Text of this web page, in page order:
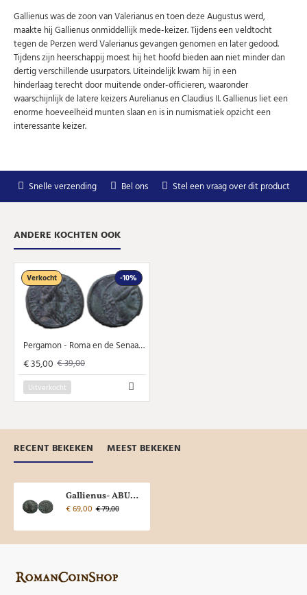
U kunt zich op elk moment weer afmelden via de nieuwsbrief.
Uw gegevens worden niet gedeeld met derden
Niet meer opnieuw tonen.
Gallienus was de zoon van Valerianus en toen deze Augustus werd,
maakte hij Gallienus onmiddellijk mede-keizer. Tijdens een veldtocht
tegen de Perzen werd Valerianus gevangen genomen en later gedood.
Tijdens zijn heerschappij moest hij het hoofd bieden aan niet minder dan
dertig verschillende usurpators. Uiteindelijk kwam hij in een
hinderlaag terecht door muitende onder-officieren, waaronder
waarschijnlijk de latere keizers Aurelianus en Claudius II. Gallienus liet een
enorme hoeveelheid munten slaan en is in numismatiek opzicht een
interessante keizer.
Snelle verzending Bel ons Stel een vraag over dit product
ANDERE KOCHTEN OOK
-10%
Verkocht
Pergamon - Roma en de Senaat (N2509)
€ 35,00 € 39,00
Uitverkocht
RECENT BEKEKEN MEEST BEKEKEN
Gallienus- ABUNDANTIA zware munt! (O2563)
€ 69,00 € 79,00